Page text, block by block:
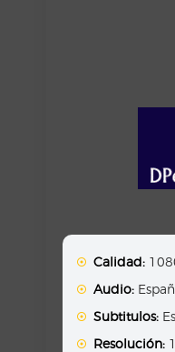
Calidad:
Audio:
Subtitulos:
Resolución: